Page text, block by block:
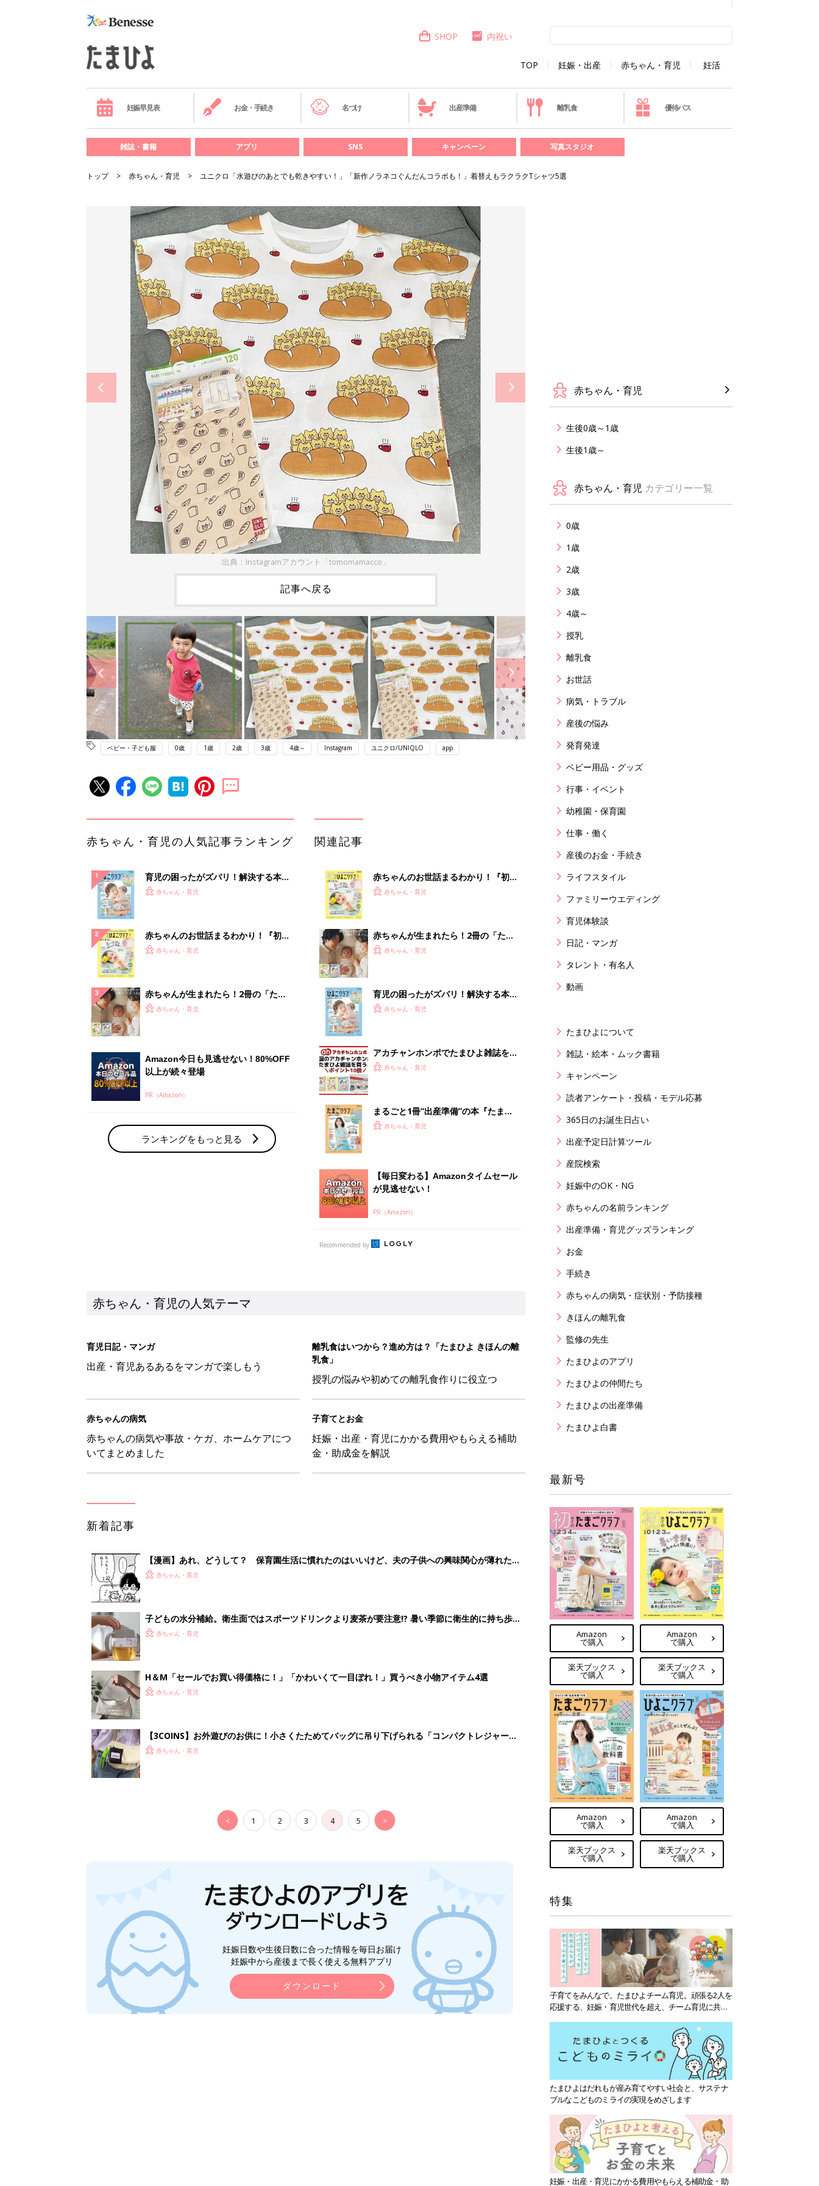
TOP 妊娠・出産 赤ちゃん・育児 妊活
SHOP 内祝い
妊娠早見表 お金・手続き 名づけ 出産準備 離乳食 優待パス
雑誌・書籍 アプリ SNS キャンペーン 写真スタジオ
トップ 赤ちゃん・育児 ユニクロ「水遊びのあとでも乾きやすい！」「新作ノラネコぐんだんコラボも！」着替えもラクラクTシャツ5選
出典：Instagramアカウント「tomomamacco」
記事へ戻る
ベビー・子ども服 0歳 1歳 2歳 3歳 4歳～ Instagram ユニクロ/UNIQLO app
赤ちゃん・育児の人気記事ランキング
育児の困ったがズバリ！解決する本
『ひよこクラブ 夏号』 4カ月～2才
赤ちゃん・育児
赤ちゃんのお世話まるわかり！『初め
てのひよこクラブ 夏号』〈巻頭大特
赤ちゃん・育児
赤ちゃんが生まれたら！2冊の「たま
ひよ」
赤ちゃん・育児
Amazon今日も見逃せない！80%OFF
以上が続々登場
PR（Amazon）
ランキングをもっと見る
関連記事
赤ちゃんのお世話まるわかり！『初め
てのひよこクラブ 夏号』〈巻頭大特
赤ちゃん・育児
赤ちゃんが生まれたら！2冊の「たま
ひよ」
赤ちゃん・育児
育児の困ったがズバリ！解決する本
『ひよこクラブ 秋号』 4カ月～2才
赤ちゃん・育児
アカチャンホンポでたまひよ雑誌を買
うとポイント10倍【期間限定】
赤ちゃん・育児
まるごと1冊“出産準備”の本『たまご
クラブ 夏号』〈スペシャル大特集〉
赤ちゃん・育児
【毎日変わる】Amazonタイムセール
が見逃せない！
PR（Amazon）
Recommended by
赤ちゃん・育児の人気テーマ
育児日記・マンガ
出産・育児あるあるをマンガで楽しもう
離乳食はいつから？進め方は？「たまひよ きほんの離
乳食」
授乳の悩みや初めての離乳食作りに役立つ
赤ちゃんの病気
赤ちゃんの病気や事故・ケガ、ホームケアにつ
いてまとめました
子育てとお金
妊娠・出産・育児にかかる費用やもらえる補助
金・助成金を解説
新着記事
【漫画】あれ、どうして？ 保育園生活に慣れたのはいいけど、夫の子供への興味関心が薄れた気
がする……！『ふうふう子育て ＃91』
赤ちゃん・育児
子どもの水分補給。衛生面ではスポーツドリンクより麦茶が要注意!? 暑い季節に衛生的に持ち歩
く3つのコツとは？【専門家監修】
赤ちゃん・育児
H＆М「セールでお買い得価格に！」「かわいくて一目ぼれ！」買うべき小物アイテム4選
赤ちゃん・育児
【3COINS】お外遊びのお供に！小さくたためてバッグに吊り下げられる「コンパクトレジャーシ
ート」
赤ちゃん・育児
< 1 2 3 4 5 >
妊娠日数や生後日数に合った情報を毎日お届け
妊娠中から産後まで長く使える無料アプリ
ダウンロード
赤ちゃん・育児
生後0歳～1歳
生後1歳～
赤ちゃん・育児 カテゴリー一覧
0歳
1歳
2歳
3歳
4歳～
授乳
離乳食
お世話
病気・トラブル
産後の悩み
発育発達
ベビー用品・グッズ
行事・イベント
幼稚園・保育園
仕事・働く
産後のお金・手続き
ライフスタイル
ファミリーウエディング
育児体験談
日記・マンガ
タレント・有名人
動画
たまひよについて
雑誌・絵本・ムック書籍
キャンペーン
読者アンケート・投稿・モデル応募
365日のお誕生日占い
出産予定日計算ツール
産院検索
妊娠中のOK・NG
赤ちゃんの名前ランキング
出産準備・育児グッズランキング
お金
手続き
赤ちゃんの病気・症状別・予防接種
きほんの離乳食
監修の先生
たまひよのアプリ
たまひよの仲間たち
たまひよの出産準備
たまひよ白書
最新号
Amazon
で購入
楽天ブックス
で購入
Amazon
で購入
楽天ブックス
で購入
Amazon
で購入
楽天ブックス
で購入
Amazon
で購入
楽天ブックス
で購入
特集
子育てをみんなで。たまひよチーム育児。頑張る2人を
応援する、妊娠・育児世代を超え、チーム育児に共感
たまひよはだれもが産み育てやすい社会と、サステナ
ブルなこどものミライの実現をめざします
妊娠・出産・育児にかかる費用やもらえる補助金・助